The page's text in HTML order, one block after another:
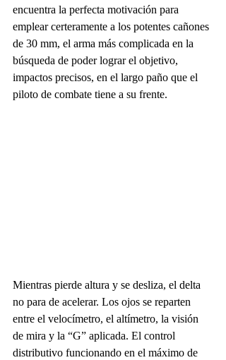
encuentra la perfecta motivación para
emplear certeramente a los potentes cañones
de 30 mm, el arma más complicada en la
búsqueda de poder lograr el objetivo,
impactos precisos, en el largo paño que el
piloto de combate tiene a su frente.
Mientras pierde altura y se desliza, el delta
no para de acelerar. Los ojos se reparten
entre el velocímetro, el altímetro, la visión
de mira y la “G” aplicada. El control
distributivo funcionando en el máximo de